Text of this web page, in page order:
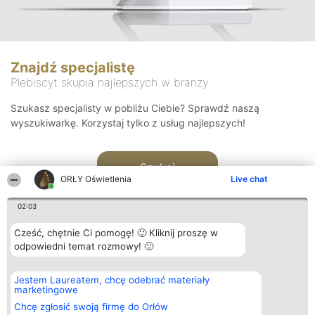
ORŁY Oświetlenia Live chat
02:03
Cześć, chętnie Ci pomogę! 🙂 Kliknij proszę w
odpowiedni temat rozmowy! 🙂
Jestem Laureatem, chcę odebrać materiały
marketingowe
Chcę zgłosić swoją firmę do Orłów
Znajdź specjalistę
Plebiscyt skupia najlepszych w branży
Szukasz specjalisty w pobliżu Ciebie? Sprawdź naszą
wyszukiwarkę. Korzystaj tylko z usług najlepszych!
Szukaj
Organizator plebiscytu
Bright Side Solutions sp. z o.
o. sp. k.
ul. Ruska 22
Wrocław 50-079
Plebiscyt
Laureaci
wszystkich
Laureatów
Kontakt
Kontakt